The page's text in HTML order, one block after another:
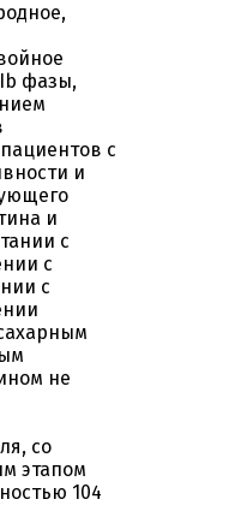
фазы,
с
и
и
с
с
с
не
со
этапом
104